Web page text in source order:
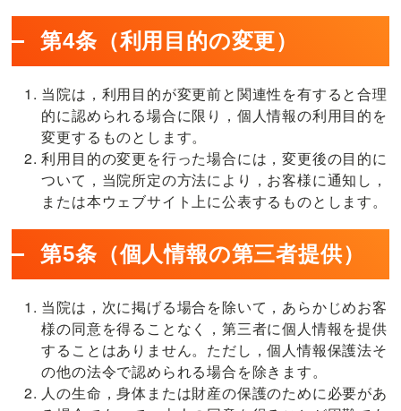
た
施
術
第4条（利用目的の変更）
当院は，利用目的が変更前と関連性を有すると合理
的に認められる場合に限り，個人情報の利用目的を
変更するものとします。
利用目的の変更を行った場合には，変更後の目的に
ついて，当院所定の方法により，お客様に通知し，
または本ウェブサイト上に公表するものとします。
第5条（個人情報の第三者提供）
当院は，次に掲げる場合を除いて，あらかじめお客
様の同意を得ることなく，第三者に個人情報を提供
することはありません。ただし，個人情報保護法そ
の他の法令で認められる場合を除きます。
人の生命，身体または財産の保護のために必要があ